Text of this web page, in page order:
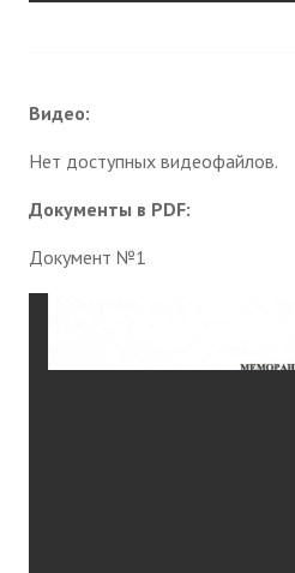
Видео:
Нет доступных видеофайлов.
Документы в PDF:
Документ №1